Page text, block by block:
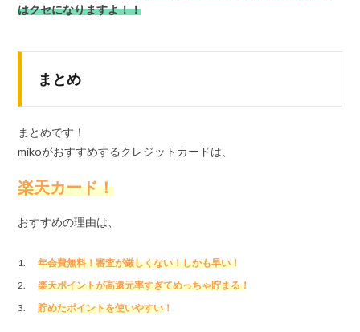
はクセになりますよ！！
まとめ
まとめです！
mikoがおすすめするクレジットカードは、
楽天カード！
おすすめの理由は、
年会費無料！審査が厳しくない！しかも早い！
楽天ポイントが高還元率すぎてめっちゃ貯まる！
貯めたポイントを使いやすい！